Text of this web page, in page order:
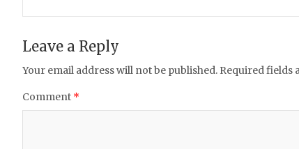
o
o
k
p
p
Leave a Reply
Your email address will not be published. Required fields
Comment *